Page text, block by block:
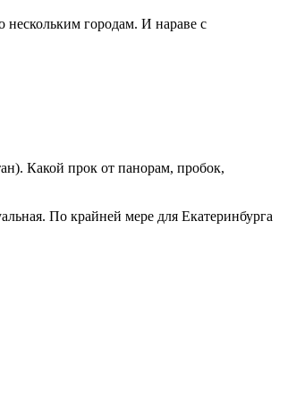
городам. И нараве с
Какой прок от панорам, пробок,
По крайней мере для Екатеринбурга